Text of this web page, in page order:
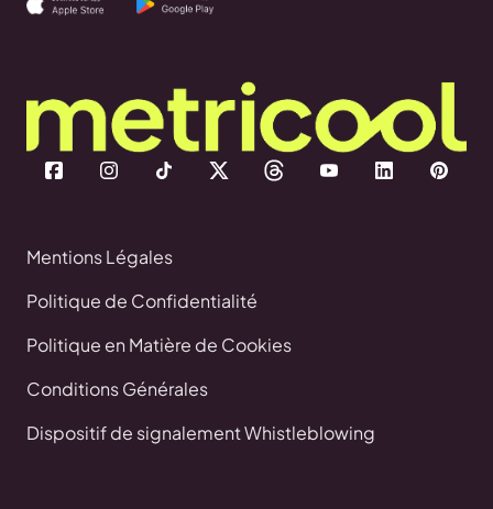
Mentions Légales
Politique de Confidentialité
Politique en Matière de Cookies
Conditions Générales
Dispositif de signalement Whistleblowing